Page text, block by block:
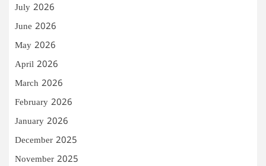
July 2026
June 2026
May 2026
April 2026
March 2026
February 2026
January 2026
December 2025
November 2025